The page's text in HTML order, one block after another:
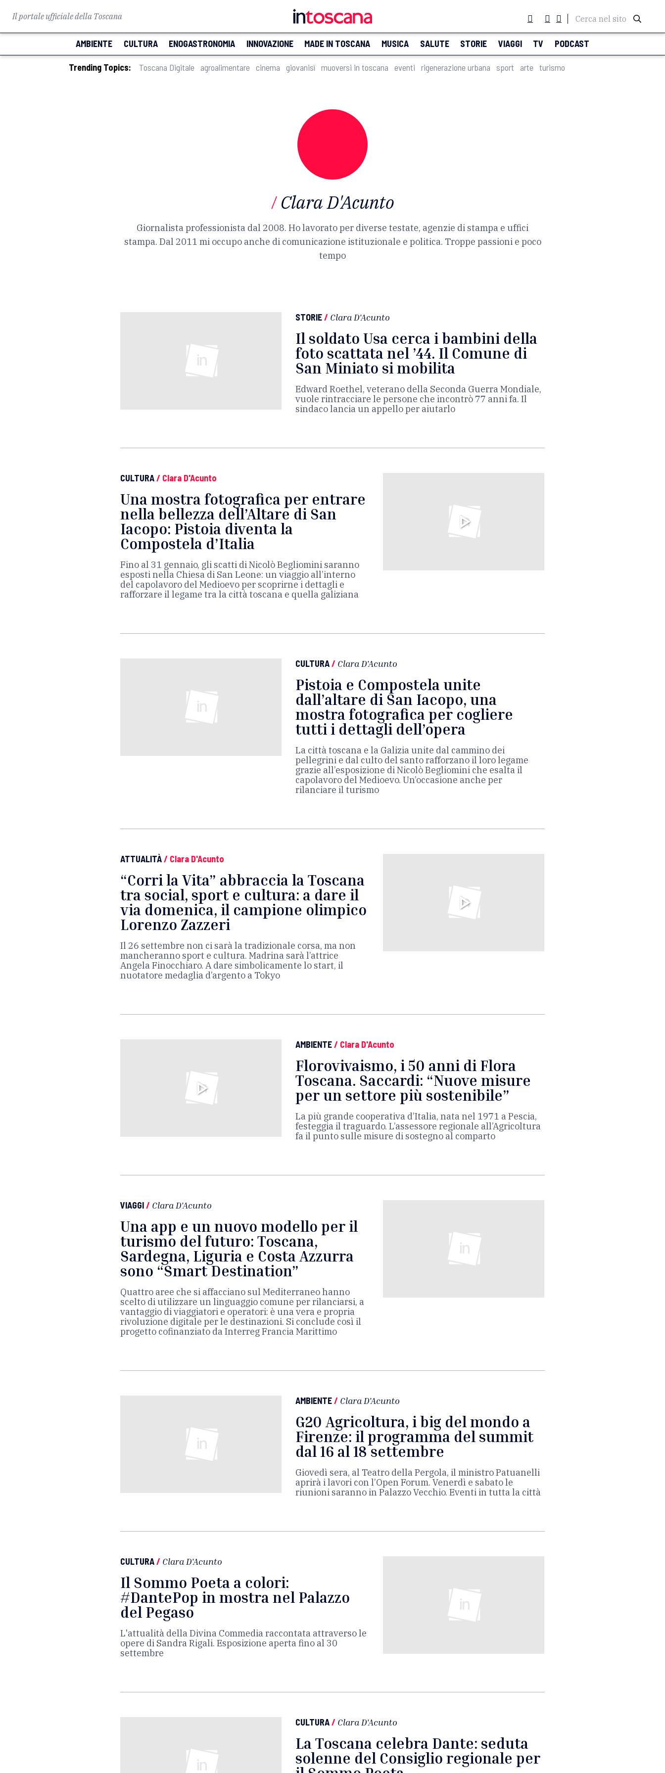
Il portale ufficiale della Toscana Cerca nel sito
AMBIENTE CULTURA ENOGASTRONOMIA INNOVAZIONE MADE IN TOSCANA MUSICA SALUTE STORIE VIAGGI TV PODCAST
Trending Topics: Toscana Digitale agroalimentare cinema giovanisì muoversi in toscana eventi rigenerazione urbana sport arte turismo
/ Clara D'Acunto
Giornalista professionista dal 2008. Ho lavorato per diverse testate, agenzie di stampa e uffici
stampa. Dal 2011 mi occupo anche di comunicazione istituzionale e politica. Troppe passioni e poco
tempo
STORIE/ Clara D'Acunto
Il soldato Usa cerca i bambini della
foto scattata nel ’44. Il Comune di
San Miniato si mobilita
Edward Roethel, veterano della Seconda Guerra Mondiale,
vuole rintracciare le persone che incontrò 77 anni fa. Il
sindaco lancia un appello per aiutarlo
CULTURA/ Clara D'Acunto
Una mostra fotografica per entrare
nella bellezza dell’Altare di San
Iacopo: Pistoia diventa la
Compostela d’Italia
Fino al 31 gennaio, gli scatti di Nicolò Begliomini saranno
esposti nella Chiesa di San Leone: un viaggio all’interno
del capolavoro del Medioevo per scoprirne i dettagli e
rafforzare il legame tra la città toscana e quella galiziana
CULTURA/ Clara D'Acunto
Pistoia e Compostela unite
dall’altare di San Iacopo, una
mostra fotografica per cogliere
tutti i dettagli dell’opera
La città toscana e la Galizia unite dal cammino dei
pellegrini e dal culto del santo rafforzano il loro legame
grazie all’esposizione di Nicolò Begliomini che esalta il
capolavoro del Medioevo. Un’occasione anche per
rilanciare il turismo
ATTUALITÀ/ Clara D'Acunto
“Corri la Vita” abbraccia la Toscana
tra social, sport e cultura: a dare il
via domenica, il campione olimpico
Lorenzo Zazzeri
Il 26 settembre non ci sarà la tradizionale corsa, ma non
mancheranno sport e cultura. Madrina sarà l’attrice
Angela Finocchiaro. A dare simbolicamente lo start, il
nuotatore medaglia d’argento a Tokyo
AMBIENTE/ Clara D'Acunto
Florovivaismo, i 50 anni di Flora
Toscana. Saccardi: “Nuove misure
per un settore più sostenibile”
La più grande cooperativa d’Italia, nata nel 1971 a Pescia,
festeggia il traguardo. L’assessore regionale all’Agricoltura
fa il punto sulle misure di sostegno al comparto
VIAGGI/ Clara D'Acunto
Una app e un nuovo modello per il
turismo del futuro: Toscana,
Sardegna, Liguria e Costa Azzurra
sono “Smart Destination”
Quattro aree che si affacciano sul Mediterraneo hanno
scelto di utilizzare un linguaggio comune per rilanciarsi, a
vantaggio di viaggiatori e operatori: è una vera e propria
rivoluzione digitale per le destinazioni. Si conclude così il
progetto cofinanziato da Interreg Francia Marittimo
AMBIENTE/ Clara D'Acunto
G20 Agricoltura, i big del mondo a
Firenze: il programma del summit
dal 16 al 18 settembre
Giovedì sera, al Teatro della Pergola, il ministro Patuanelli
aprirà i lavori con l’Open Forum. Venerdì e sabato le
riunioni saranno in Palazzo Vecchio. Eventi in tutta la città
CULTURA/ Clara D'Acunto
Il Sommo Poeta a colori:
#DantePop in mostra nel Palazzo
del Pegaso
L'attualità della Divina Commedia raccontata attraverso le
opere di Sandra Rigali. Esposizione aperta fino al 30
settembre
CULTURA/ Clara D'Acunto
La Toscana celebra Dante: seduta
solenne del Consiglio regionale per